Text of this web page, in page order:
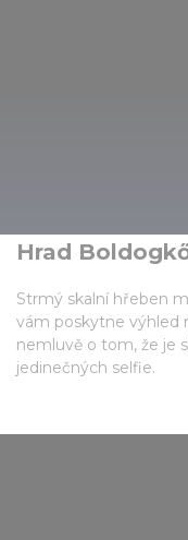
Zelená
V této budově, která
ekosystémem
procházejí
žraloky a korály žijící
Hrad
Strmý skalní hřeben
vám poskytne výhled
nemluvě o tom, že je
jedinečných selfie.